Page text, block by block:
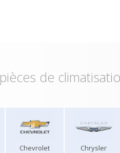
de
Chevrolet Chrysler